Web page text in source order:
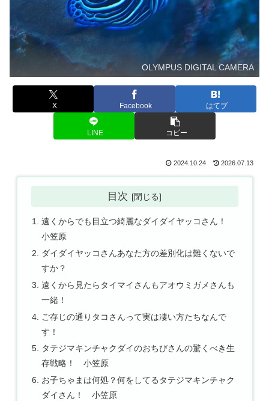
OLYMPUS DIGITAL CAMERA
X Facebook はてブ
LINE コピー
2024.10.24 2026.07.13
目次
遠くからでも目立つ綺麗なダイダイヤッコさん！
小笠原
ダイダイヤッコさんあなた方の差別化は難くないで
すか？
遠くから見たらタイマイさんもアオウミガメさんも
一緒！
ご存じの通りタコさんって実は凄い方たちなんで
す！
タテジマキンチャクダイのおちびさんの驚くべき生
存戦略！ 小笠原
お子ちゃまは何処？何をしてるタテジマキンチャク
ダイさん！ 小笠原